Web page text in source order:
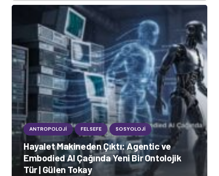
ANTROPOLOJI FELSEFE SOSYOLOJI
Hayalet Makineden Çıktı: Agentic ve
Embodied AI Çağında Yeni Bir Ontolojik
Tür | Gülen Tokay